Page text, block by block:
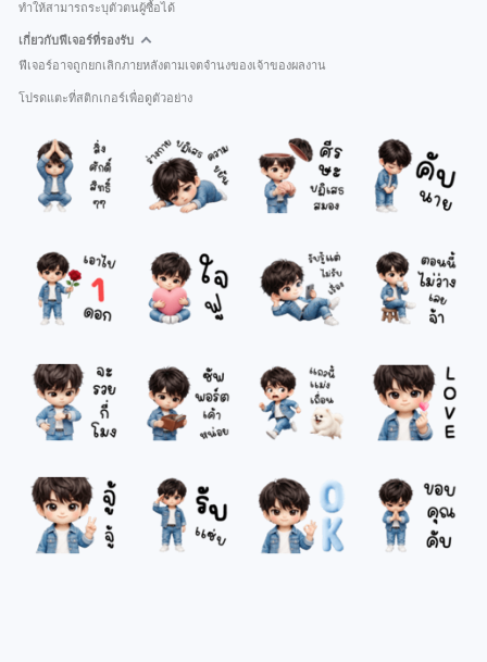
ทำให้สามารถระบุตัวตนผู้ซื้อได้
เกี่ยวกับฟีเจอร์ที่รองรับ
ฟีเจอร์อาจถูกยกเลิกภายหลังตามเจตจำนงของเจ้าของผลงาน
โปรดแตะที่สติกเกอร์เพื่อดูตัวอย่าง